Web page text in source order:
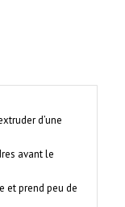
d’une
avant le
et prend peu de